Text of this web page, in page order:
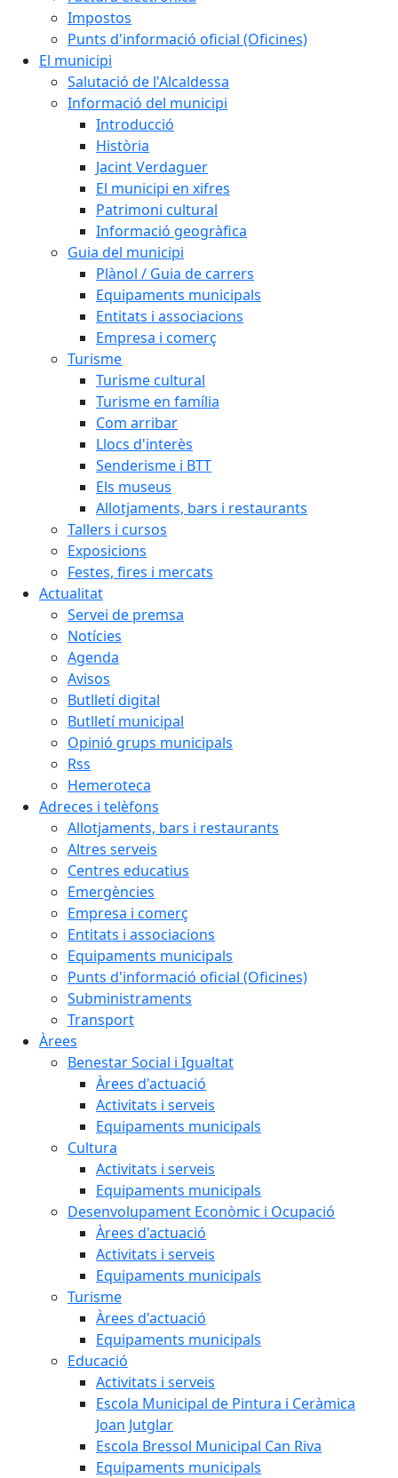
Impostos
Punts d'informació oficial (Oficines)
El municipi
Salutació de l'Alcaldessa
Informació del municipi
Introducció
Història
Jacint Verdaguer
El municipi en xifres
Patrimoni cultural
Informació geogràfica
Guia del municipi
Plànol / Guia de carrers
Equipaments municipals
Entitats i associacions
Empresa i comerç
Turisme
Turisme cultural
Turisme en família
Com arribar
Llocs d'interès
Senderisme i BTT
Els museus
Allotjaments, bars i restaurants
Tallers i cursos
Exposicions
Festes, fires i mercats
Actualitat
Servei de premsa
Notícies
Agenda
Avisos
Butlletí digital
Butlletí municipal
Opinió grups municipals
Rss
Hemeroteca
Adreces i telèfons
Allotjaments, bars i restaurants
Altres serveis
Centres educatius
Emergències
Empresa i comerç
Entitats i associacions
Equipaments municipals
Punts d'informació oficial (Oficines)
Subministraments
Transport
Àrees
Benestar Social i Igualtat
Àrees d'actuació
Activitats i serveis
Equipaments municipals
Cultura
Activitats i serveis
Equipaments municipals
Desenvolupament Econòmic i Ocupació
Àrees d'actuació
Activitats i serveis
Equipaments municipals
Turisme
Àrees d'actuació
Equipaments municipals
Educació
Activitats i serveis
Escola Municipal de Pintura i Ceràmica
Joan Jutglar
Escola Bressol Municipal Can Riva
Equipaments municipals